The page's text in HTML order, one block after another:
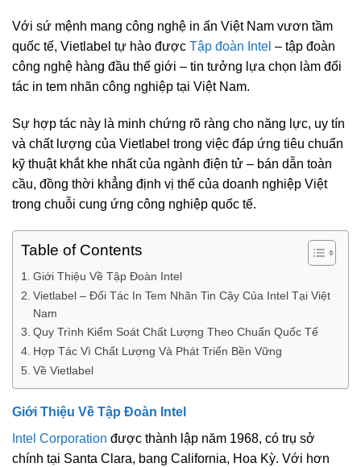
Với sứ mệnh mang công nghệ in ấn Việt Nam vươn tầm
quốc tế, Vietlabel tự hào được Tập đoàn Intel – tập đoàn
công nghệ hàng đầu thế giới – tin tưởng lựa chọn làm đối
tác in tem nhãn công nghiệp tại Việt Nam.
Sự hợp tác này là minh chứng rõ ràng cho năng lực, uy tín
và chất lượng của Vietlabel trong việc đáp ứng tiêu chuẩn
kỹ thuật khắt khe nhất của ngành điện tử – bán dẫn toàn
cầu, đồng thời khẳng định vị thế của doanh nghiệp Việt
trong chuỗi cung ứng công nghiệp quốc tế.
Table of Contents
Giới Thiệu Về Tập Đoàn Intel
Vietlabel – Đối Tác In Tem Nhãn Tin Cậy Của Intel Tại Việt
Nam
Quy Trình Kiểm Soát Chất Lượng Theo Chuẩn Quốc Tế
Hợp Tác Vì Chất Lượng Và Phát Triển Bền Vững
Về Vietlabel
Giới Thiệu Về Tập Đoàn Intel
Intel Corporation được thành lập năm 1968, có trụ sở
chính tại Santa Clara, bang California, Hoa Kỳ. Với hơn